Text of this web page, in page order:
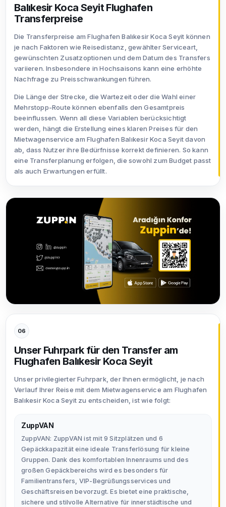
Balıkesir Koca Seyit Flughafen
Transferpreise
Die Transferpreise am Flughafen Balıkesir Koca Seyit können
je nach Faktoren wie Reisedistanz, gewählter Serviceart,
gewünschten Zusatzoptionen und dem Datum des Transfers
variieren. Insbesondere in Hochsaisons kann eine erhöhte
Nachfrage zu Preisschwankungen führen.
Die Länge der Strecke, die Wartezeit oder die Wahl einer
Mehrstopp-Route können ebenfalls den Gesamtpreis
beeinflussen. Wenn all diese Variablen berücksichtigt
werden, hängt die Erstellung eines klaren Preises für den
Mietwagenservice am Flughafen Balıkesir Koca Seyit davon
ab, dass Nutzer ihre Bedürfnisse korrekt definieren. So kann
eine Transferplanung erfolgen, die sowohl zum Budget passt
als auch Erwartungen erfüllt.
06
Unser Fuhrpark für den Transfer am
Flughafen Balıkesir Koca Seyit
Unser privilegierter Fuhrpark, der Ihnen ermöglicht, je nach
Verlauf Ihrer Reise mit dem Mietwagenservice am Flughafen
Balıkesir Koca Seyit zu entscheiden, ist wie folgt:
ZuppVAN
ZuppVAN: ZuppVAN ist mit 9 Sitzplätzen und 6
Gepäckkapazität eine ideale Transferlösung für kleine
Gruppen. Dank des komfortablen Innenraums und des
großen Gepäckbereichs wird es besonders für
Familientransfers, VIP-Begrüßungsservices und
Geschäftsreisen bevorzugt. Es bietet eine praktische,
sichere und stilvolle Alternative für innerstädtische und